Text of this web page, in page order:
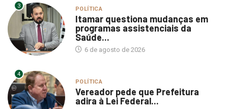
3 POLÍTICA
Itamar questiona mudanças em
programas assistenciais da
Saúde...
6 de agosto de 2026
4
POLÍTICA
Vereador pede que Prefeitura
adira à Lei Federal...